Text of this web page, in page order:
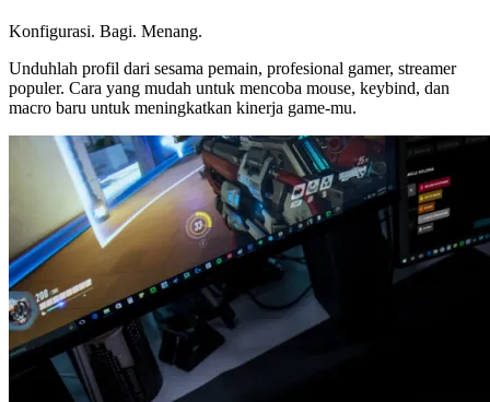
Konfigurasi. Bagi. Menang.
Unduhlah profil dari sesama pemain, profesional gamer, streamer
populer. Cara yang mudah untuk mencoba mouse, keybind, dan
macro baru untuk meningkatkan kinerja game-mu.